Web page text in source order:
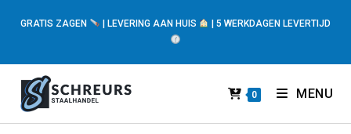
GRATIS ZAGEN | LEVERING AAN HUIS | 5 WERKDAGEN LEVERTIJD
0 MENU